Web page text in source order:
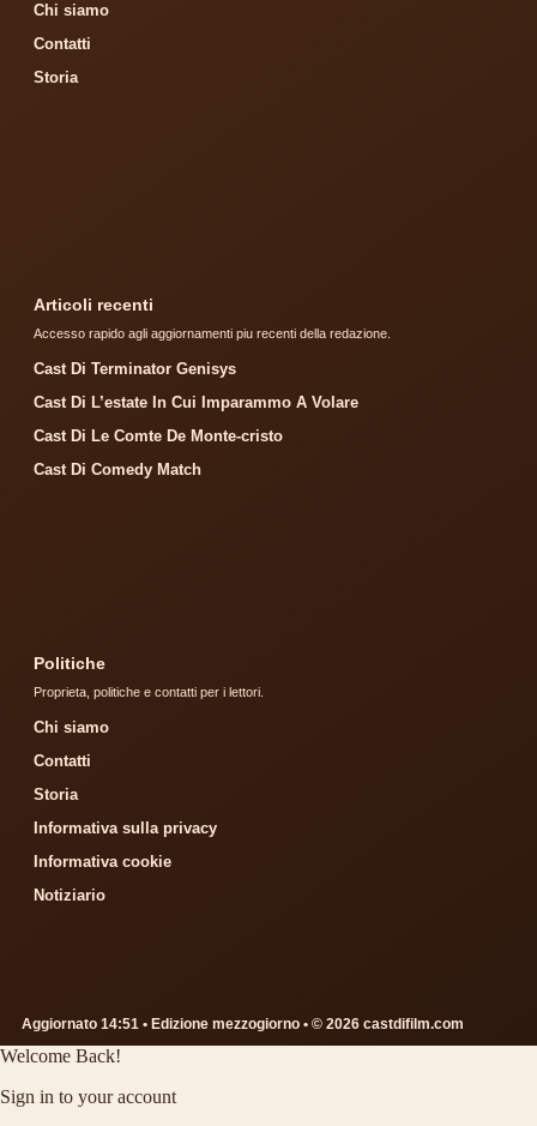
Chi siamo
Contatti
Storia
Articoli recenti
Accesso rapido agli aggiornamenti piu recenti della redazione.
Cast Di Terminator Genisys
Cast Di L’estate In Cui Imparammo A Volare
Cast Di Le Comte De Monte-cristo
Cast Di Comedy Match
Politiche
Proprieta, politiche e contatti per i lettori.
Chi siamo
Contatti
Storia
Informativa sulla privacy
Informativa cookie
Notiziario
Aggiornato 14:51 • Edizione mezzogiorno • © 2026 castdifilm.com
Welcome Back!
Sign in to your account